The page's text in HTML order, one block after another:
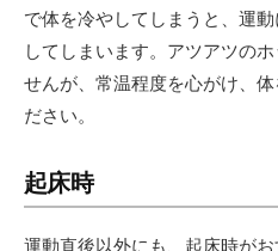
で体を冷やしてしまうと、運
してしまいます。アツアツの
せんが、常温程度を心がけ、
ださい。
起床時
運動直後以外にも、起床時が